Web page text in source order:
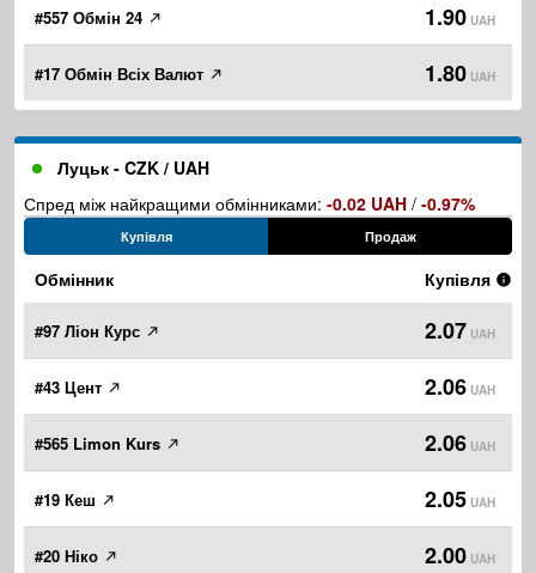
#557 Обмін 24 1.90 UAH
#17 Обмін Всіх Валют 1.80 UAH
Луцьк - CZK / UAH
Спред між найкращими обмінниками: -0.02 UAH / -0.97%
Купівля Продаж
Обмінник Купівля
#97 Ліон Курс 2.07 UAH
#43 Цент 2.06 UAH
#565 Limon Kurs 2.06 UAH
#19 Кеш 2.05 UAH
#20 Ніко 2.00 UAH